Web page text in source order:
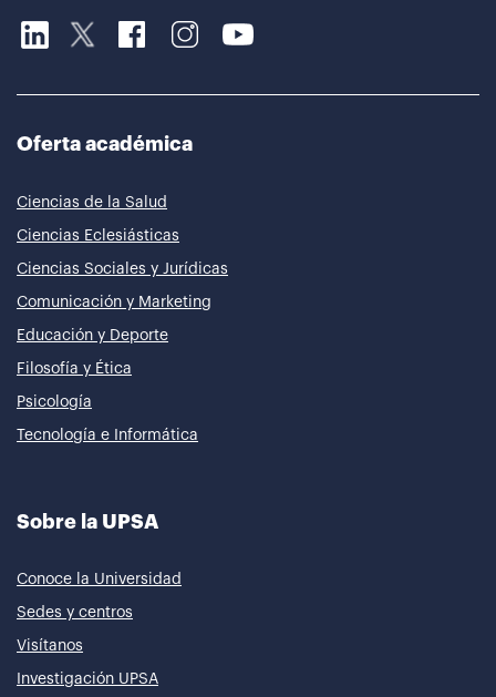
Oferta académica
Ciencias de la Salud
Ciencias Eclesiásticas
Ciencias Sociales y Jurídicas
Comunicación y Marketing
Educación y Deporte
Filosofía y Ética
Psicología
Tecnología e Informática
Sobre la UPSA
Conoce la Universidad
Sedes y centros
Visítanos
Investigación UPSA